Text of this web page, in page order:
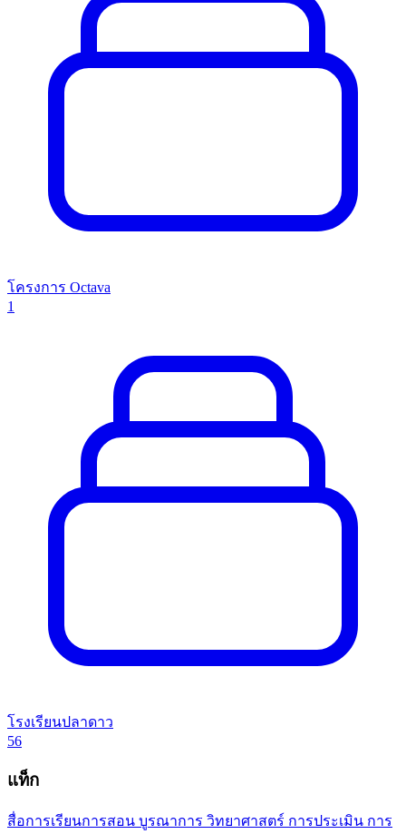
โครงการ Octava
1
โรงเรียนปลาดาว
56
แท็ก
สื่อการเรียนการสอน บูรณาการ วิทยาศาสตร์ การประเมิน การ